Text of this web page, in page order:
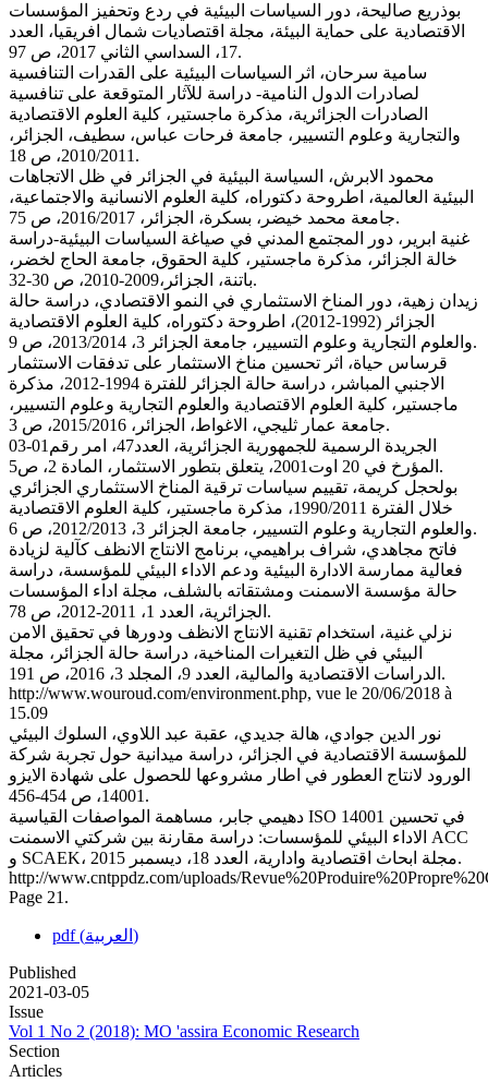
بوذريع صاليحة، دور السياسات البيئية في ردع وتحفيز المؤسسات
الاقتصادية على حماية البيئة، مجلة اقتصاديات شمال افريقيا، العدد
17، السداسي الثاني 2017، ص 97.
سامية سرحان، اثر السياسات البيئية على القدرات التنافسية
لصادرات الدول النامية- دراسة للآثار المتوقعة على تنافسية
الصادرات الجزائرية، مذكرة ماجستير، كلية العلوم الاقتصادية
والتجارية وعلوم التسيير، جامعة فرحات عباس، سطيف، الجزائر،
2010/2011، ص 18.
محمود الابرش، السياسة البيئية في الجزائر في ظل الاتجاهات
البيئية العالمية، اطروحة دكتوراه، كلية العلوم الانسانية والاجتماعية،
جامعة محمد خيضر، بسكرة، الجزائر، 2016/2017، ص 75.
غنية ابرير، دور المجتمع المدني في صياغة السياسات البيئية-دراسة
خالة الجزائر، مذكرة ماجستير، كلية الحقوق، جامعة الحاج لخضر،
باتنة، الجزائر،2009-2010، ص 30-32.
زيدان زهية، دور المناخ الاستثماري في النمو الاقتصادي، دراسة حالة
الجزائر (1992-2012)، اطروحة دكتوراه، كلية العلوم الاقتصادية
والعلوم التجارية وعلوم التسيير، جامعة الجزائر 3، 2013/2014، ص 9.
قرساس حياة، اثر تحسين مناخ الاستثمار على تدفقات الاستثمار
الاجنبي المباشر، دراسة حالة الجزائر للفترة 1994-2012، مذكرة
ماجستير، كلية العلوم الاقتصادية والعلوم التجارية وعلوم التسيير،
جامعة عمار ثليجي، الاغواط، الجزائر، 2015/2016، ص 3.
الجريدة الرسمية للجمهورية الجزائرية، العدد47، امر رقم01-03
المؤرخ في 20 اوت2001، يتعلق بتطور الاستثمار، المادة 2، ص5.
بولحجل كريمة، تقييم سياسات ترقية المناخ الاستثماري الجزائري
خلال الفترة 1990/2011، مذكرة ماجستير، كلية العلوم الاقتصادية
والعلوم التجارية وعلوم التسيير، جامعة الجزائر 3، 2012/2013، ص 6.
فاتح مجاهدي، شراف براهيمي، برنامج الانتاج الانظف كآلية لزيادة
فعالية ممارسة الادارة البيئية ودعم الاداء البيئي للمؤسسة، دراسة
حالة مؤسسة الاسمنت ومشتقاته بالشلف، مجلة اداء المؤسسات
الجزائرية، العدد 1، 2011-2012، ص 78.
نزلي غنية، استخدام تقنية الانتاج الانظف ودورها في تحقيق الامن
البيئي في ظل التغيرات المناخية، دراسة حالة الجزائر، مجلة
الدراسات الاقتصادية والمالية، العدد 9، المجلد 3، 2016، ص 191.
http://www.wouroud.com/environment.php, vue le 20/06/2018 à
15.09
نور الدين جوادي، هالة جديدي، عقبة عبد اللاوي، السلوك البيئي
للمؤسسة الاقتصادية في الجزائر، دراسة ميدانية حول تجربة شركة
الورود لانتاج العطور في اطار مشروعها للحصول على شهادة الايزو
14001، ص 454-456.
دهيمي جابر، مساهمة المواصفات القياسية ISO 14001 في تحسين
الاداء البيئي للمؤسسات: دراسة مقارنة بين شركتي الاسمنت ACC
و SCAEK، مجلة ابحاث اقتصادية وادارية، العدد 18، ديسمبر 2015.
http://www.cntppdz.com/uploads/
Page 21.
pdf (العربية)
Published
2021-03-05
Issue
Vol 1 No 2 (2018): MO 'assira Economic Research
Section
Articles